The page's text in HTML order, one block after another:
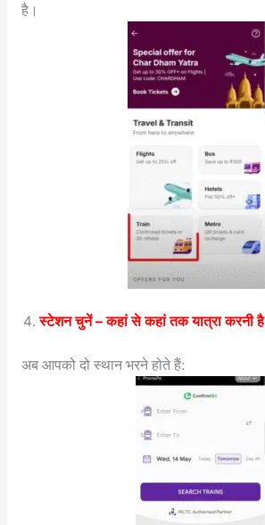
है।
स्टेशन चुनें – कहां से कहां तक यात्रा करनी है
अब आपको दो स्थान भरने होते हैं: